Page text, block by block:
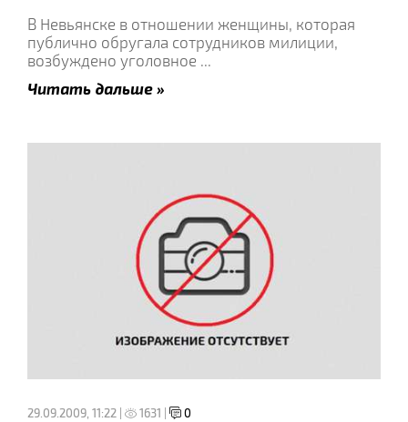
В Невьянске в отношении женщины, которая
публично обругала сотрудников милиции,
возбуждено уголовное ...
Читать дальше »
29.09.2009, 11:22 | 1631 | 0